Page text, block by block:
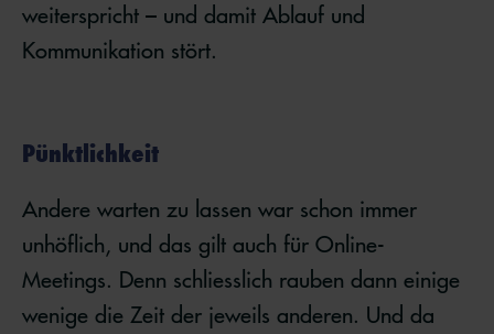
weiterspricht – und damit Ablauf und
Kommunikation stört.
Pünktlichkeit
Andere warten zu lassen war schon immer
unhöflich, und das gilt auch für Online-
Meetings. Denn schliesslich rauben dann einige
wenige die Zeit der jeweils anderen. Und da